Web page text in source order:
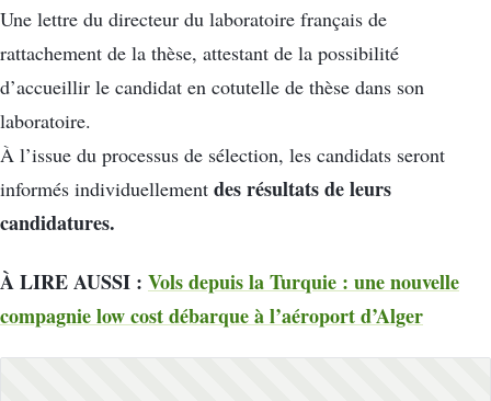
Une lettre du directeur du laboratoire français de
rattachement de la thèse, attestant de la possibilité
d’accueillir le candidat en cotutelle de thèse dans son
laboratoire.
À l’issue du processus de sélection, les candidats seront
informés individuellement des résultats de leurs
candidatures.
À LIRE AUSSI : Vols depuis la Turquie : une nouvelle
compagnie low cost débarque à l’aéroport d’Alger